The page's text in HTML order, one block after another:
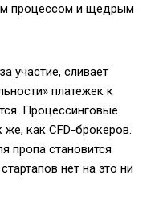
процессом и щедрым
участие, сливает
платежек к
Процессинговые
как CFD-брокеров.
пропа становится
нет на это ни